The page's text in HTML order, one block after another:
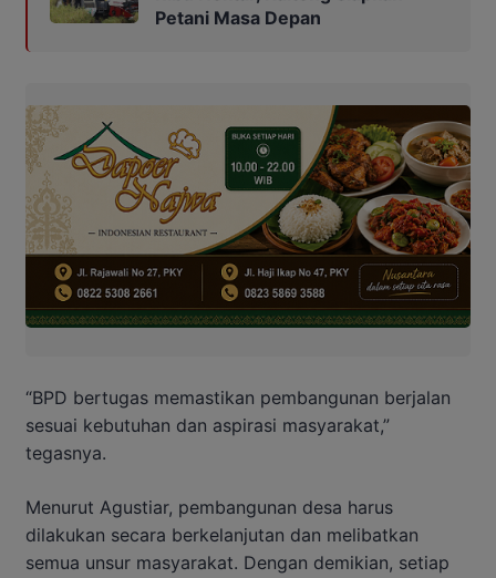
Petani Masa Depan
“BPD bertugas memastikan pembangunan berjalan
sesuai kebutuhan dan aspirasi masyarakat,”
tegasnya.
Menurut Agustiar, pembangunan desa harus
dilakukan secara berkelanjutan dan melibatkan
semua unsur masyarakat. Dengan demikian, setiap